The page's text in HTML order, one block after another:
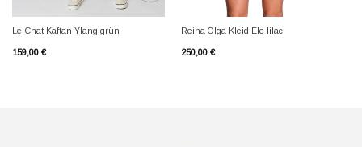
Le Chat Kaftan Ylang grün
159,00 €
Reina Olga Kleid Ele lilac
250,00 €